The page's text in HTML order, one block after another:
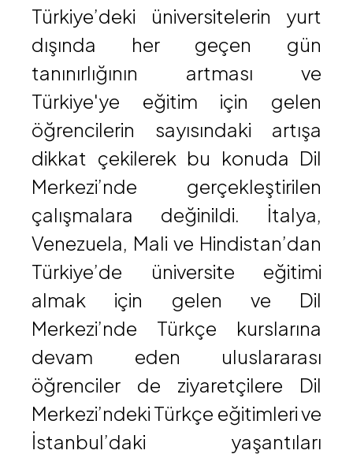
Türkiye’deki üniversitelerin yurt
dışında her geçen gün
tanınırlığının artması ve
Türkiye'ye eğitim için gelen
öğrencilerin sayısındaki artışa
dikkat çekilerek bu konuda Dil
Merkezi’nde gerçekleştirilen
çalışmalara değinildi. İtalya,
Venezuela, Mali ve Hindistan’dan
Türkiye’de üniversite eğitimi
almak için gelen ve Dil
Merkezi’nde Türkçe kurslarına
devam eden uluslararası
öğrenciler de ziyaretçilere Dil
Merkezi’ndeki Türkçe eğitimleri ve
İstanbul’daki yaşantıları